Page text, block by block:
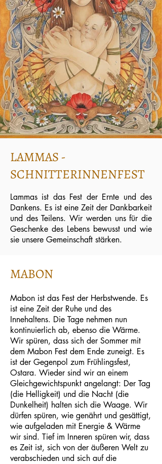
LAMMAS -
SCHNITTERINNENFEST
Lammas ist das Fest der Ernte und des
Dankens. Es ist eine Zeit der Dankbarkeit
und des Teilens. Wir werden uns für die
Geschenke des Lebens bewusst und wie
sie unsere Gemeinschaft stärken.
MABON
Mabon ist das Fest der Herbstwende. Es
ist eine Zeit der Ruhe und des
Innehaltens. Die Tage nehmen nun
kontinuierlich ab, ebenso die Wärme.
Wir spüren, dass sich der Sommer mit
dem Mabon Fest dem Ende zuneigt. Es
ist der Gegenpol zum Frühlingsfest,
Ostara. Wieder sind wir an einem
Gleichgewichtspunkt angelangt: Der Tag
(die Helligkeit) und die Nacht (die
Dunkelheit) halten sich die Waage. Wir
dürfen spüren, wie genährt und gesättigt,
wie aufgeladen mit Energie & Wärme
wir sind. Tief im Inneren spüren wir, dass
es Zeit ist, sich von der äußeren Welt zu
verabschieden und sich auf die